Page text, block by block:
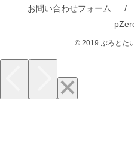
お問い合わせフォーム
© 2019 ぷろとた